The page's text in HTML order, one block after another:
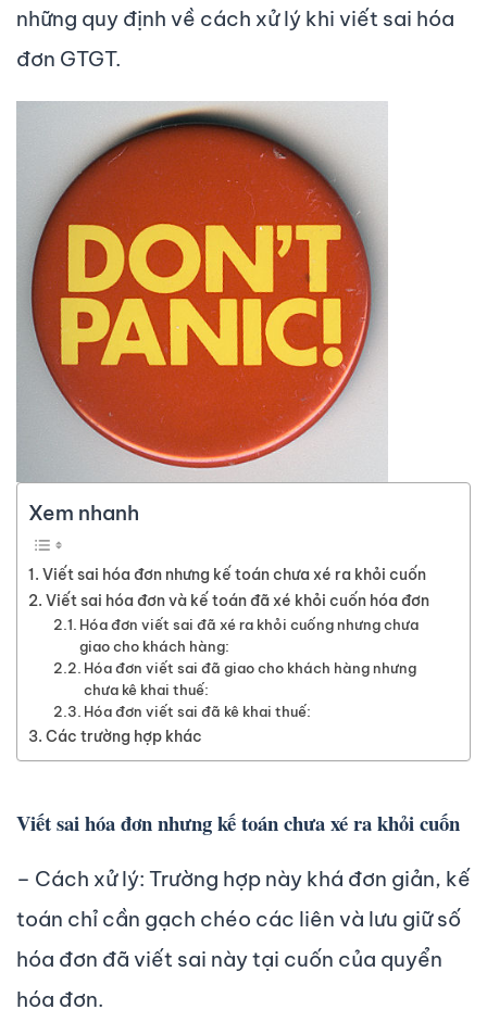
những quy định về cách xử lý khi viết sai hóa
đơn GTGT.
Xem nhanh
Viết sai hóa đơn nhưng kế toán chưa xé ra khỏi cuốn
Viết sai hóa đơn và kế toán đã xé khỏi cuốn hóa đơn
Hóa đơn viết sai đã xé ra khỏi cuống nhưng chưa
giao cho khách hàng:
Hóa đơn viết sai đã giao cho khách hàng nhưng
chưa kê khai thuế:
Hóa đơn viết sai đã kê khai thuế:
Các trường hợp khác
Viết sai hóa đơn nhưng kế toán chưa xé ra khỏi cuốn
– Cách xử lý: Trường hợp này khá đơn giản, kế
toán chỉ cần gạch chéo các liên và lưu giữ số
hóa đơn đã viết sai này tại cuốn của quyển
hóa đơn.